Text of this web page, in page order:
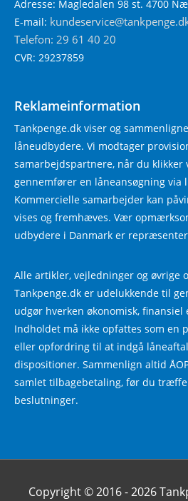
Adresse: Magledalen 98 st. 4700
E-mail:
Telefon: 29 61 40 20
CVR: 29237859
Reklameinformation
Tankpenge.dk viser og
låneudbydere. Vi modtager
samarbejdspartnere, når du klikker
gennemfører en låneansøgning via
Kommercielle samarbejder kan
vises og fremhæves. Vær
udbydere i Danmark er
Alle artikler, vejledninger og øvrige
Tankpenge.dk er udelukkende til
udgør hverken økonomisk,
Indholdet må ikke opfattes som en
eller opfordring til at indgå
dispositioner. Sammenlign altid
samlet tilbagebetaling, før du
beslutninger.
Copyright © 2016 - 2026